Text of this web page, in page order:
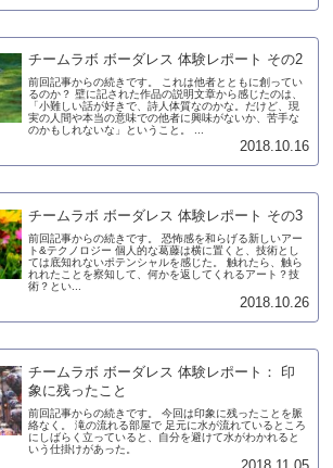
チームラボ ボーダレス 体験レポート その2
前回記事からの続きです。 これは他者とともに創ってい
るのか？ 壁に記された作品の説明文章から感じたのは、
「小難しい話が好きで、詩人体質なのかな。だけど、現
実の人間や本当の意味での他者に興味がないか、苦手な
のかもしれないな」ということ。 ...
2018.10.16
チームラボ ボーダレス 体験レポート その3
前回記事からの続きです。 恐怖感を和らげる新しいアー
ト&テクノロジー 個人的な葛藤は横に置くと、技術とし
ては底知れないポテンシャルを感じた。 触れたら、触ら
れれたことを察知して、何かを返してくれるアート？技
術？とい...
2018.10.26
チームラボ ボーダレス 体験レポート： 印
象に残ったこと
前回記事からの続きです。 今回は印象に残ったことを脈
絡なく。 滝の流れる部屋で 足元に水が流れているところ
にしばらく立っていると、自分を避けて水がわかれると
いう仕掛けがあった。